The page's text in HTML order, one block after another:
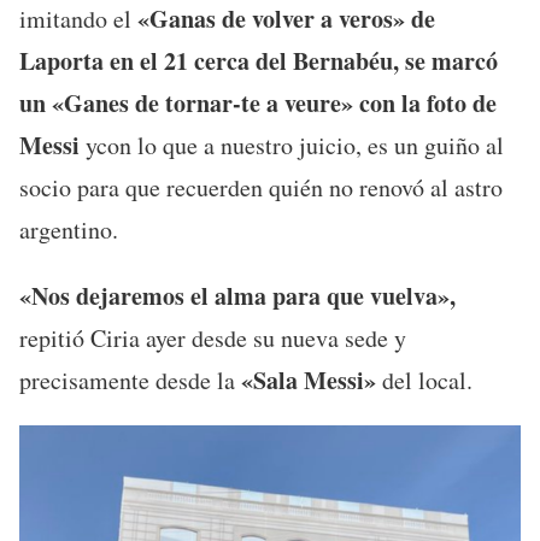
imitando el «Ganas de volver a veros» de
Laporta en el 21 cerca del Bernabéu, se marcó
un «Ganes de tornar-te a veure» con la foto de
Messi ycon lo que a nuestro juicio, es un guiño al
socio para que recuerden quién no renovó al astro
argentino.
«Nos dejaremos el alma para que vuelva»,
repitió Ciria ayer desde su nueva sede y
precisamente desde la«Sala Messi»del local.